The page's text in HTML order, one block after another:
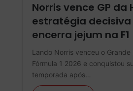
Norris vence GP da
estratégia decisiva
encerra jejum na F1
Lando Norris venceu o
Fórmula 1 2026 e conquistou
temporada após…